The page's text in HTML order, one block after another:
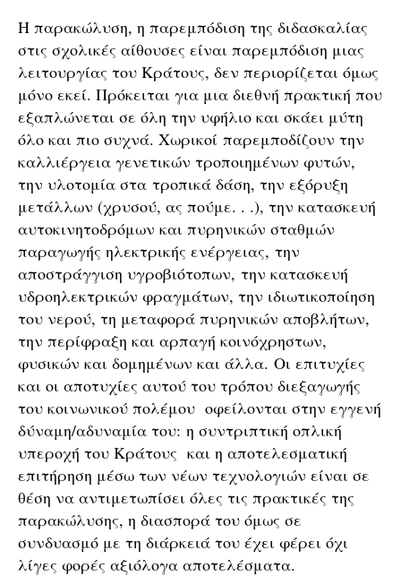
Η παρακώλυση, η παρεμπόδιση της διδασκαλίας
στις σχολικές αίθουσες είναι παρεμπόδιση μιας
λειτουργίας του Κράτους, δεν περιορίζεται όμως
μόνο εκεί. Πρόκειται για μια διεθνή πρακτική που
εξαπλώνεται σε όλη την υφήλιο και σκάει μύτη
όλο και πιο συχνά. Χωρικοί παρεμποδίζουν την
καλλιέργεια γενετικών τροποιημένων φυτών,
την υλοτομία στα τροπικά δάση, την εξόρυξη
μετάλλων (χρυσού, ας πούμε. . .), την κατασκευή
αυτοκινητοδρόμων και πυρηνικών σταθμών
παραγωγής ηλεκτρικής ενέργειας, την
αποστράγγιση υγροβιότοπων, την κατασκευή
υδροηλεκτρικών φραγμάτων, την ιδιωτικοποίηση
του νερού, τη μεταφορά πυρηνικών αποβλήτων,
την περίφραξη και αρπαγή κοινόχρηστων,
φυσικών και δομημένων και άλλα. Οι επιτυχίες
και οι αποτυχίες αυτού του τρόπου διεξαγωγής
του κοινωνικού πολέμου οφείλονται στην εγγενή
δύναμη/αδυναμία του: η συντριπτική οπλική
υπεροχή του Κράτους και η αποτελεσματική
επιτήρηση μέσω των νέων τεχνολογιών είναι σε
θέση να αντιμετωπίσει όλες τις πρακτικές της
παρακώλυσης, η διασπορά του όμως σε
συνδυασμό με τη διάρκειά του έχει φέρει όχι
λίγες φορές αξιόλογα αποτελέσματα.